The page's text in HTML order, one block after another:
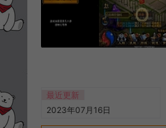
最近更新
2023年07月16日